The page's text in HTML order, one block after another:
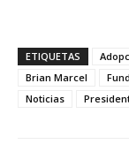
ETIQUETAS
Brian Marcel
Noticias